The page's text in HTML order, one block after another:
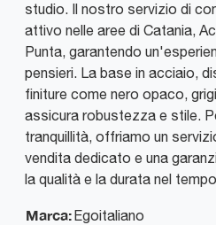
studio. Il nostro servizio di
attivo nelle aree di Catania,
Punta, garantendo
pensieri. La base in acciaio,
finiture come nero opaco,
assicura robustezza e stile.
tranquillità, offriamo un
vendita dedicato e una
la qualità e la durata nel
Marca:Egoitaliano